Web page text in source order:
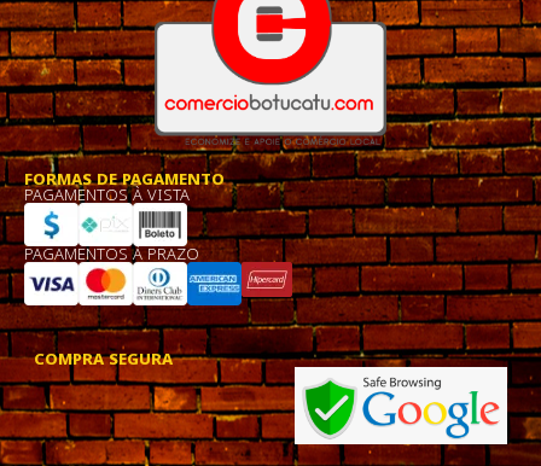
FORMAS DE PAGAMENTO
PAGAMENTOS À VISTA
PAGAMENTOS À PRAZO
COMPRA SEGURA